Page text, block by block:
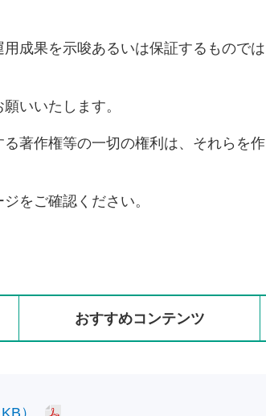
成果を示唆あるいは保証するものでは
いいたします。
著作権等の一切の権利は、それらを作
をご確認ください。
おすすめコンテンツ
）